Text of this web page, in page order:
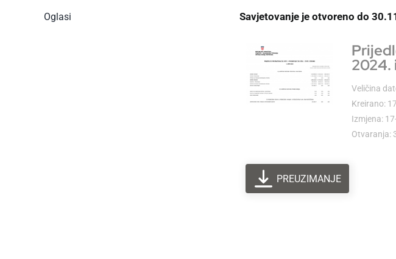
Oglasi
Savjetovanje je otvoreno do
2024.
Veličina
Kreirano:
Izmjena:
Otvaranja:
PREUZIMANJE